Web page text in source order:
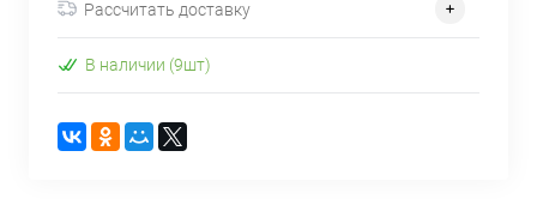
Рассчитать доставку
В наличии (9шт)